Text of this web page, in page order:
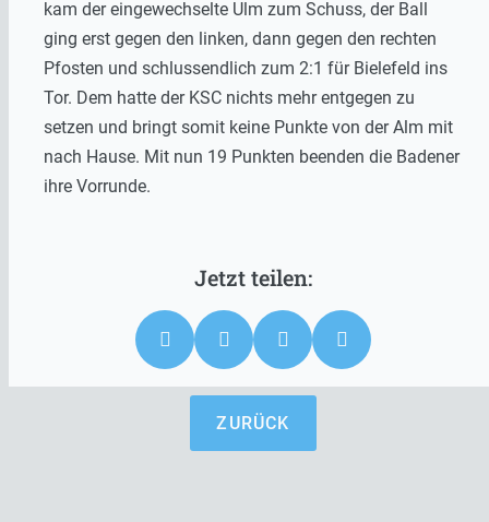
kam der eingewechselte Ulm zum Schuss, der Ball
ging erst gegen den linken, dann gegen den rechten
Pfosten und schlussendlich zum 2:1 für Bielefeld ins
Tor. Dem hatte der KSC nichts mehr entgegen zu
setzen und bringt somit keine Punkte von der Alm mit
nach Hause. Mit nun 19 Punkten beenden die Badener
ihre Vorrunde.
ZURÜCK